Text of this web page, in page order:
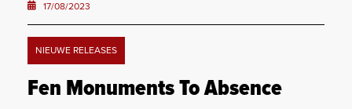
17/08/2023
NIEUWE RELEASES
Fen Monuments To Absence